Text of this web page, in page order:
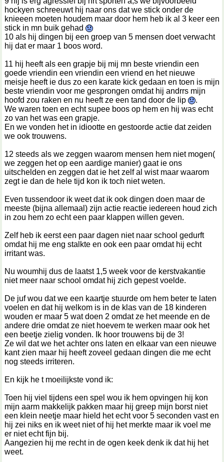
hockyen schreeuwt hij naar ons dat we stick onder de
knieeen moeten houdem maar door hem heb ik al 3 keer een
stick in mn buik gehad
10 als hij dingen bij een groep van 5 mensen doet verwacht
hij dat er maar 1 boos word.
11 hij heeft als een grapje bij mij mn beste vriendin een
goede vriendin een vriendin een vriend en het nieuwe
meisje heeft ie dus zo een karate kick gedaan en toen is mijn
beste vriendin voor me gesprongen omdat hij andrrs mijn
hoofd zou raken en nu heeft ze een tand door de lip
.
We waren toen en echt supee boos op hem en hij was echt
zo van het was een grapje.
En we vonden het in idiootte en gestoorde actie dat zeiden
we ook trouwens.
12 steeds als we zeggen waarom mensen hem niet mogen(
we zeggen het op een aardige manier) gaat ie ons
uitschelden en zeggen dat ie het zelf al wist maar waarom
zegt ie dan de hele tijd kon ik toch niet weten.
Even tussendoor ik weet dat ik ook dingen doen maar de
meeste (bijna allemaal) zijn actie reactie iedereen houd zich
in zou hem zo echt een paar klappen willen geven.
Zelf heb ik eerst een paar dagen niet naar school gedurft
omdat hij me eng stalkte en ook een paar omdat hij echt
irritant was.
Nu woumhij dus de laatst 1,5 week voor de kerstvakantie
niet meer naar school omdat hij zich gepest voelde.
De juf wou dat we een kaartje stuurde om hem beter te laten
voelen en dat hij welkom is in de klas van de 18 kinderen
wouden er maar 5 wat doen 2 omdat ze het meende en de
andere drie omdat ze niet hoevem te werken maar ook het
een beetje zielig vonden. Ik hoor trouwens bij de 3!
Ze wil dat we het achter ons laten en elkaar van een nieuwe
kant zien maar hij heeft zoveel gedaan dingen die me echt
nog steeds irriteren.
En kijk he t moeilijkste vond ik:
Toen hij viel tijdens een spel wou ik hem opvingen hij kon
mijn aarm makkelijk pakken maar hij greep mijn borst niet
een klein neetje maar hield het echt voor 5 seconden vast en
hij zei niks en ik weet niet of hij het merkte maar ik voel me
er niet echt fijn bij.
Aangezien hij me recht in de ogen keek denk ik dat hij het
weet.